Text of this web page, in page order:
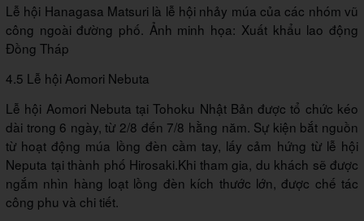
Lễ hội Hanagasa Matsuri là lễ hội nhảy múa của các nhóm vũ
công ngoài đường phố. Ảnh minh họa: Xuất khẩu lao động
Đồng Tháp
4.5 Lễ hội Aomori Nebuta
Lễ hội Aomori Nebuta tại Tohoku Nhật Bản được tổ chức kéo
dài trong 6 ngày, từ 2/8 đến 7/8 hằng năm. Sự kiện bắt nguồn
từ hoạt động múa lồng đèn cầm tay, lấy cảm hứng từ lễ hội
Neputa tại thành phố Hirosaki.Khi tham gia, du khách sẽ được
ngắm nhìn hàng loạt lồng đèn kích thước lớn, được chế tác
công phu và chi tiết.